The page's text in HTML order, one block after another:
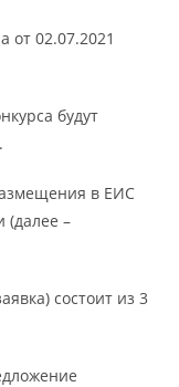
от 02.07.2021
будут
в ЕИС
(далее –
состоит из 3